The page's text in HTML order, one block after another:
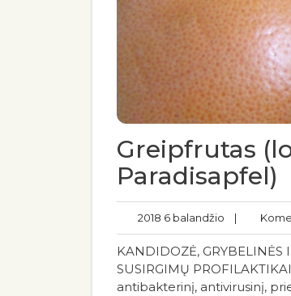
Greipfrutas
Paradisapfel)
2018 6 balandžio |
KANDIDOZĖ, GRYBELINĖS
SUSIRGIMŲ
antibakterinį, antivirusinį,